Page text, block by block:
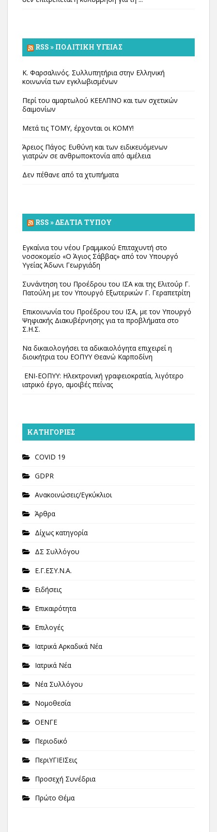
RSS » ΠΟΛΙΤΙΚΉ ΥΓΕΊΑΣ
Κ. Φαρσαλινός. Συλλυπητήρια στην Ελληνική
κοινωνία των εγκλωβισμένων
Περί του αμαρτωλού ΚΕΕΛΠΝΟ και των σχετικών
δαιμονίων
Μετά τις ΤΟΜΥ, έρχονται οι ΚΟΜΥ!
Άρειος Πάγος: Ευθύνη και των ειδικευόμενων
γιατρών σε ανθρωποκτονία από αμέλεια
Δεν πέθανε από τα χτυπήματα
RSS » ΔΕΛΤΊΑ ΤΎΠΟΥ
Εγκαίνια του νέου Γραμμικού Επιταχυντή στο
νοσοκομείο «Ο Άγιος Σάββας» από τον Υπουργό
Υγείας Άδωνι Γεωργιάδη
Συνάντηση του Προέδρου του ΙΣΑ και της Ελιτούρ Γ.
Πατούλη με τον Υπουργό Εξωτερικών Γ. Γεραπετρίτη
Επικοινωνία του Προέδρου του ΙΣΑ, με τον Υπουργό
Ψηφιακής Διακυβέρνησης για τα προβλήματα στο
Σ.Η.Σ.
Να δικαιολογήσει τα αδικαιολόγητα επιχειρεί η
διοικήτρια του ΕΟΠΥΥ Θεανώ Καρποδίνη
ΕΝΙ-ΕΟΠΥΥ: Ηλεκτρονική γραφειοκρατία, λιγότερο
ιατρικό έργο, αμοιβές πείνας
KΑΤΗΓΟΡΊΕΣ
COVID 19
GDPR
Ανακοινώσεις/Εγκύκλιοι
Άρθρα
Δίχως κατηγορία
ΔΣ Συλλόγου
Ε.Γ.ΕΣΥ.Ν.Α.
Ειδήσεις
Επικαιρότητα
Επιλογές
Ιατρικά Αρκαδικά Νέα
Ιατρικά Νέα
Νέα Συλλόγου
Νομοθεσία
ΟΕΝΓΕ
Περιοδικό
ΠεριΥΓΙΕΙΣεις
Προσεχή Συνέδρια
Πρώτο Θέμα